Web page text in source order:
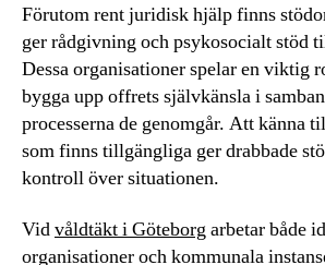
Förutom rent juridisk hjälp finns
ger rådgivning och psykosocialt stöd
Dessa organisationer spelar en viktig
bygga upp offrets självkänsla i
processerna de genomgår. Att känna
som finns tillgängliga ger drabbade
kontroll över situationen.
Vidvåldtäkt i Göteborgarbetar både
organisationer och kommunala